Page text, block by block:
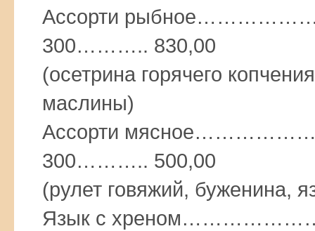
Ассорти
300……….. 830,00
(осетрина горячего
маслины)
Ассорти
300……….. 500,00
(рулет говяжий, буженина,
Язык с